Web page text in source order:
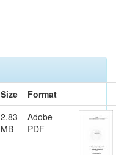
Size
Format
2.83
MB
Adobe
PDF